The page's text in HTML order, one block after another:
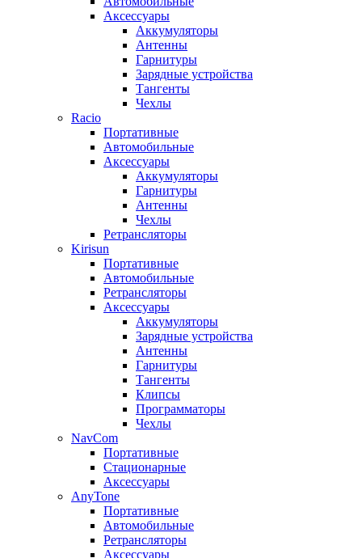
Аксессуары
Аккумуляторы
Антенны
Гарнитуры
Зарядные устройства
Тангенты
Чехлы
Racio
Портативные
Автомобильные
Аксессуары
Аккумуляторы
Гарнитуры
Антенны
Чехлы
Ретрансляторы
Kirisun
Портативные
Автомобильные
Ретрансляторы
Аксессуары
Аккумуляторы
Зарядные устройства
Антенны
Гарнитуры
Тангенты
Клипсы
Программаторы
Чехлы
NavCom
Портативные
Стационарные
Аксессуары
AnyTone
Портативные
Автомобильные
Ретрансляторы
Аксессуары